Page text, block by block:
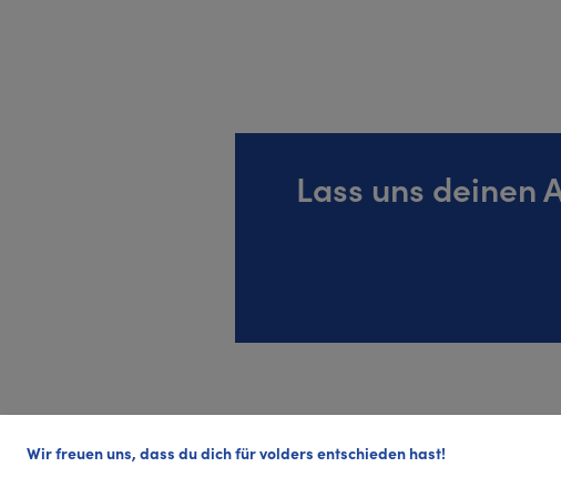
Lass uns deinen
Wir freuen uns, dass du dich für volders entschieden hast!